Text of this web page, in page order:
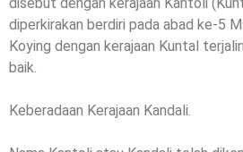
diperkirakan berdiri pada abad ke-5
Koying dengan kerajaan Kuntal
baik.
Keberadaan Kerajaan Kandali.